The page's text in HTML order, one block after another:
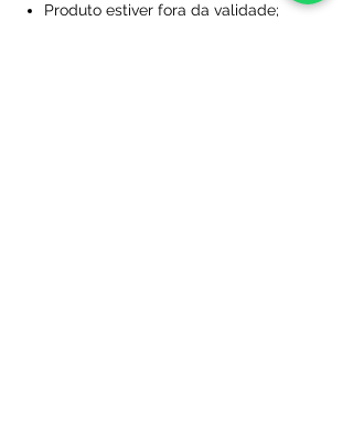
Produto estiver fora da validade;